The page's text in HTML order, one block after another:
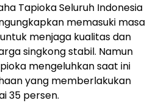
Tapioka Seluruh Indonesia
memasuki masa
menjaga kualitas dan
singkong stabil. Namun
mengeluhkan saat ini
yang memberlakukan
35 persen.